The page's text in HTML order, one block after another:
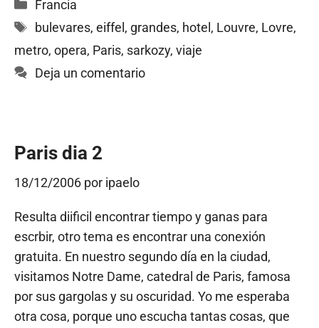
Francia
Etiquetas
bulevares, eiffel , grandes, hotel , Louvre, Lovre,
metro, opera, Paris, sarkozy, viaje
Deja un comentario
Paris dia 2
18/12/2006 por ipaelo
Resulta diificil encontrar tiempo y ganas para
escrbir, otro tema es encontrar una conexión
gratuita. En nuestro segundo día en la ciudad,
visitamos Notre Dame, catedral de Paris, famosa
por sus gargolas y su oscuridad. Yo me esperaba
otra cosa, porque uno escucha tantas cosas, que